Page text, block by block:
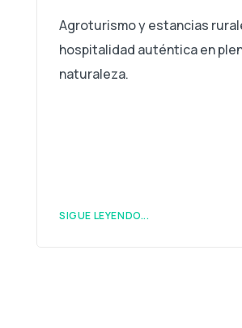
Agroturismo y estancias
hospitalidad auténtica en
naturaleza.
SIGUE LEYENDO...